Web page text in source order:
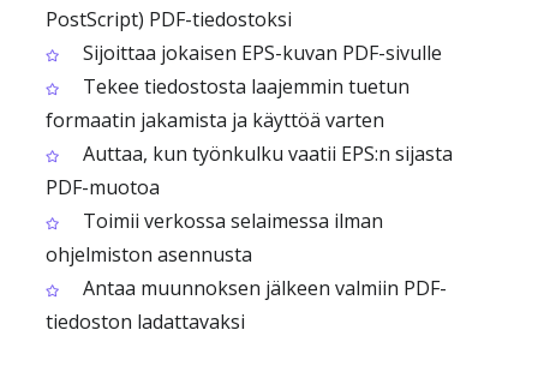
PostScript) PDF-tiedostoksi
Sijoittaa jokaisen EPS-kuvan PDF-sivulle
Tekee tiedostosta laajemmin tuetun
formaatin jakamista ja käyttöä varten
Auttaa, kun työnkulku vaatii EPS:n sijasta
PDF-muotoa
Toimii verkossa selaimessa ilman
ohjelmiston asennusta
Antaa muunnoksen jälkeen valmiin PDF-
tiedoston ladattavaksi